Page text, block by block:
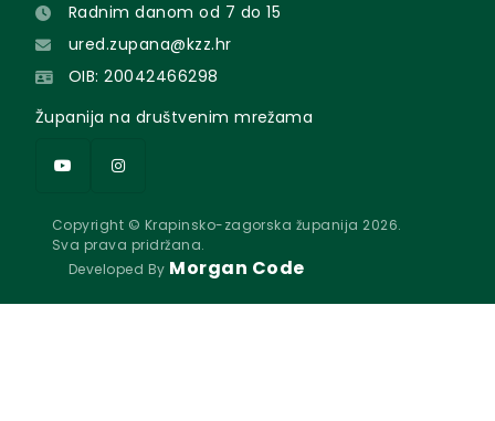
Radnim danom od 7 do 15
ured.zupana@kzz.hr
OIB: 20042466298
Županija na društvenim mrežama
Copyright © Krapinsko-zagorska županija 2026.
Sva prava pridržana.
Developed By Morgan Code